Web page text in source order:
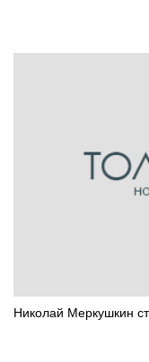
Николай Меркушкин